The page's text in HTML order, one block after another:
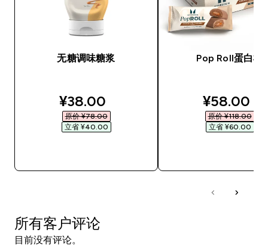
无糖调味糖浆
discounted price
¥38.00‎
原价 ¥78.00‎
立省 ¥40.00‎
Pop Roll蛋白棒
¥58.00‎
原价 ¥118.00‎
立省 ¥60.00‎
所有客户评论
目前没有评论。